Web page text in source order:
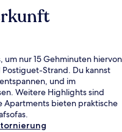
um nur 15 Gehminuten hiervon
Strand. Du kannst
und im
Weitere Highlights sind
Apartments bieten praktische